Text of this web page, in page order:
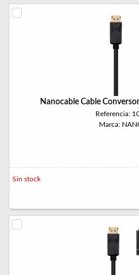
Nanocable Cable
Referencia:
Marca:
Sin stock